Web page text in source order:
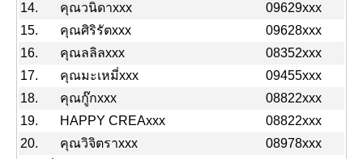
14.
คุณวนิดาxxx
09629xxx
15.
คุณศิริรัตxxx
09628xxx
16.
คุณลลิลxxx
08352xxx
17.
คุณมะเหมี่xxx
09455xxx
18.
คุณกู๊กxxx
08822xxx
19.
HAPPY CREAxxx
08822xxx
20.
คุณวิจิตราxxx
08978xxx